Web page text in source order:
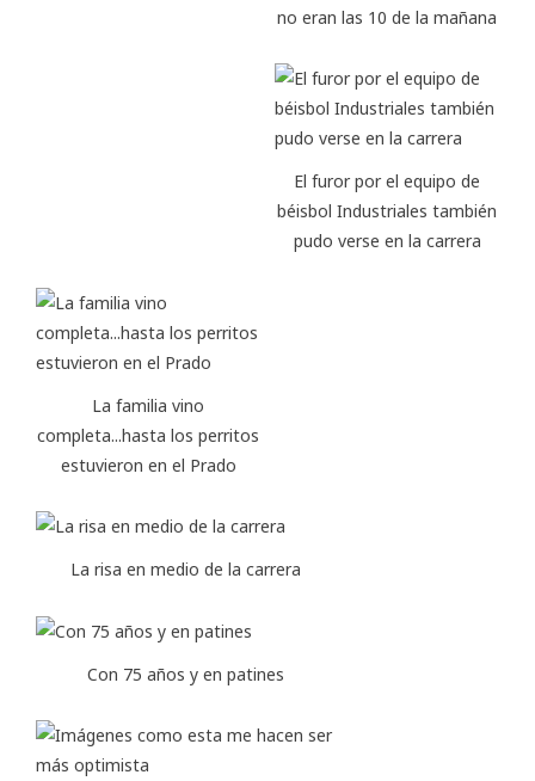
no eran las 10 de la mañana
El furor por el equipo de
béisbol Industriales también
pudo verse en la carrera
La familia vino
completa...hasta los perritos
estuvieron en el Prado
La risa en medio de la carrera
Con 75 años y en patines